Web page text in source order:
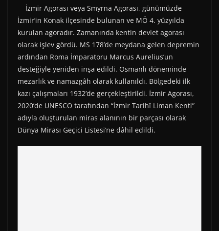
e
b
o
o
k
w
i
t
t
e
r
)
t
e
r
e
s
t
t
s
A
p
p
e
g
r
a
m
İzmir Agorası veya Smyrna Agorası, günümüzde
İzmir’in Konak ilçesinde bulunan ve MÖ 4. yüzyılda
kurulan agoradır. Zamanında kentin devlet agorası
olarak işlev gördü. MS 178’de meydana gelen depremin
ardından Roma İmparatoru Marcus Aurelius’un
desteğiyle yeniden inşa edildi. Osmanlı döneminde
mezarlık ve namazgâh olarak kullanıldı. Bölgedeki ilk
kazı çalışmaları 1932’de gerçekleştirildi. İzmir Agorası,
2020’de UNESCO tarafından “İzmir Tarihî Liman Kenti”
adıyla oluşturulan miras alanının bir parçası olarak
Dünya Mirası Geçici Listesi’ne dâhil edildi.